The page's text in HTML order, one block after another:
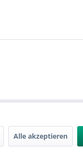
Alle akzeptieren